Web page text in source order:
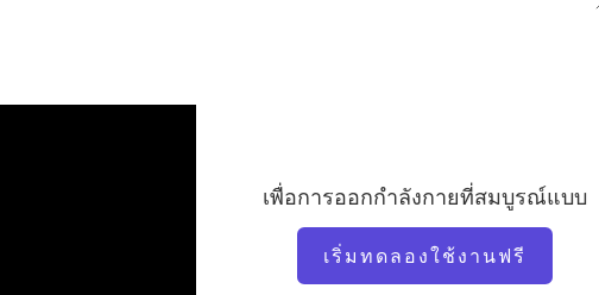
เพื่อการออกกำลังกายที่สมบูรณ์แบบ
เริ่มทดลองใช้งานฟรี
จังหวะการออกกำลังกาย